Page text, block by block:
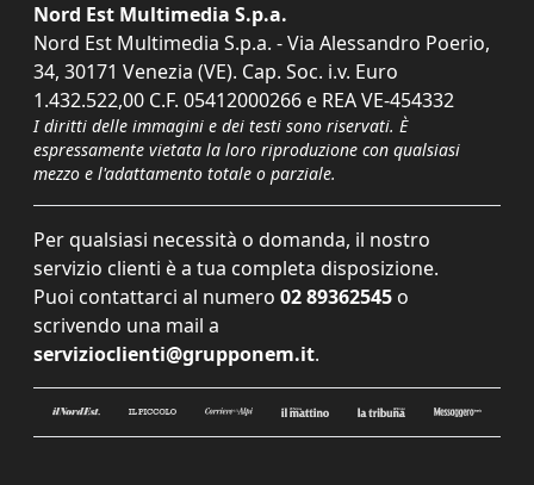
Nord Est Multimedia S.p.a.
Nord Est Multimedia S.p.a. - Via Alessandro Poerio,
34, 30171 Venezia (VE). Cap. Soc. i.v. Euro
1.432.522,00 C.F. 05412000266 e REA VE-454332
I diritti delle immagini e dei testi sono riservati. È
espressamente vietata la loro riproduzione con qualsiasi
mezzo e l'adattamento totale o parziale.
Per qualsiasi necessità o domanda, il nostro
servizio clienti è a tua completa disposizione.
Puoi contattarci al numero 02 89362545 o
scrivendo una mail a
servizioclienti@grupponem.it.